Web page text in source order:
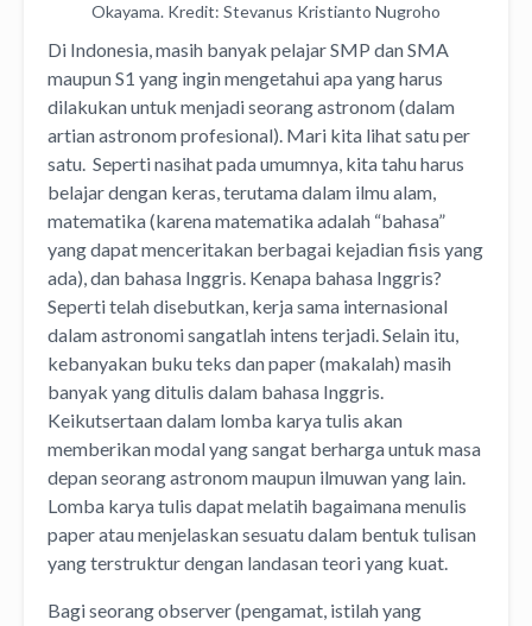
Okayama. Kredit: Stevanus Kristianto Nugroho
Di Indonesia, masih banyak pelajar SMP dan SMA
maupun S1 yang ingin mengetahui apa yang harus
dilakukan untuk menjadi seorang astronom (dalam
artian astronom profesional). Mari kita lihat satu per
satu. Seperti nasihat pada umumnya, kita tahu harus
belajar dengan keras, terutama dalam ilmu alam,
matematika (karena matematika adalah “bahasa”
yang dapat menceritakan berbagai kejadian fisis yang
ada), dan bahasa Inggris. Kenapa bahasa Inggris?
Seperti telah disebutkan, kerja sama internasional
dalam astronomi sangatlah intens terjadi. Selain itu,
kebanyakan buku teks dan paper (makalah) masih
banyak yang ditulis dalam bahasa Inggris.
Keikutsertaan dalam lomba karya tulis akan
memberikan modal yang sangat berharga untuk masa
depan seorang astronom maupun ilmuwan yang lain.
Lomba karya tulis dapat melatih bagaimana menulis
paper atau menjelaskan sesuatu dalam bentuk tulisan
yang terstruktur dengan landasan teori yang kuat.
Bagi seorang observer (pengamat, istilah yang